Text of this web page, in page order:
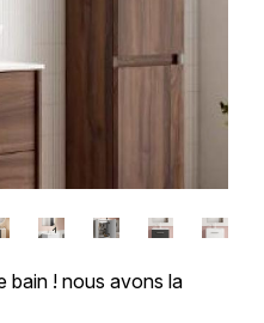
bain ! nous avons la